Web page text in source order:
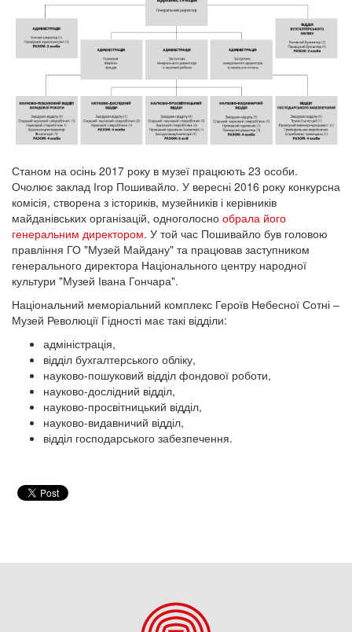
Станом на осінь 2017 року в музеї працюють 23 особи.
Очолює заклад Ігор Пошивайло. У вересні 2016 року конкурсна
комісія, створена з істориків, музейників і керівників
майданівських організацій, одноголосно обрала його
генеральним директором. У той час Пошивайло був головою
правління ГО "Музей Майдану" та працював заступником
генерального директора Національного центру народної
культури "Музей Івана Гончара".
Національний меморіальний комплекс Героїв Небесної Сотні –
Музей Революції Гідності має такі відділи:
адміністрація,
відділ бухгалтерського обліку,
науково-пошуковий відділ фондової роботи,
науково-дослідний відділ,
науково-просвітницький відділ,
науково-видавничий відділ,
відділ господарського забезпечення.